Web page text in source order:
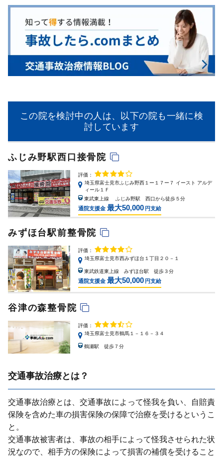
この院を検討中の人は、以下の院も一緒に検
討しています
ふじみ野駅西口接骨院
評価：
埼玉県富士見市ふじみ野西１ー１７ー７ イースト アルデ
ィール１Ｆ
東武東上線 ふじみ野駅 西口から徒歩５分
通院支援金 最大50,000 円支給
みずほ台駅前整骨院
評価：
埼玉県富士見市西みずほ台１丁目２０－１
東武鉄道東上線 みずほ台駅 徒歩３分
通院支援金 最大50,000 円支給
谷津の森整骨院
評価：
埼玉県富士見市鶴馬１－１６－３４
鶴瀬駅 徒歩７分
交通事故治療とは？
交通事故治療とは、交通事故によって怪我を負い、⾃賠責
保険を含めた⾞の損害保険の保障で治療を受けるというこ
と。
交通事故被害者は、事故の相⼿によって怪我させられた状
況なので、相⼿⽅の保険によって損害の補償を受けること